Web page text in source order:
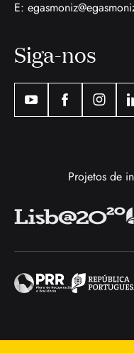
E:
Siga-nos
Projetos de